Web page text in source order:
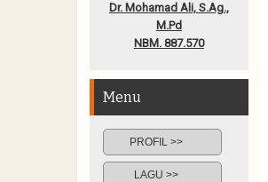
Dr. Mohamad Ali, S.Ag.,
M.Pd
NBM. 887.570
Menu
PROFIL >>
LAGU >>